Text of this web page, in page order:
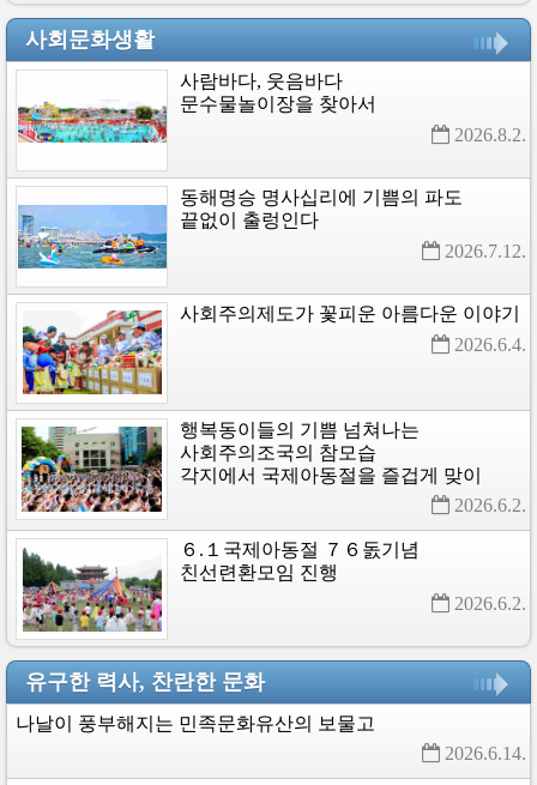
사회문화생활
사람바다, 웃음바다
문수물놀이장을 찾아서
2026.8.2.
동해명승 명사십리에 기쁨의 파도
끝없이
출렁인다
2026.7.12.
사회주의제도가 꽃피운 아름다운 이야기
2026.6.4.
행복동이들의 기쁨 넘쳐나는
사회주의조국의 참모습
각지에서 국제아동절을 즐겁게 맞이
2026.6.2.
６.１국제아동절 ７６돐기념
친선련환모임 진행
2026.6.2.
유구한 력사, 찬란한 문화
나날이 풍부해지는 민족문화유산의
보물고
2026.6.14.